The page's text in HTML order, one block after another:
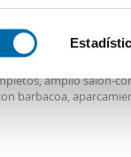
para
sus datos
cambiar o retirar
terraza Frigiliana
amplio salón-
barbacoa,